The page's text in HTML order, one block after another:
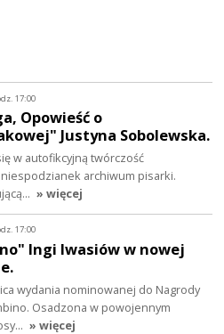
17:00
Opowieść o
Justyna Sobolewska.
w autofikcyjną twórczość
archiwum pisarki.
» więcej
17:00
Ingi Iwasiów w nowej
wydania nominowanej do Nagrody
Osadzona w powojennym
» więcej